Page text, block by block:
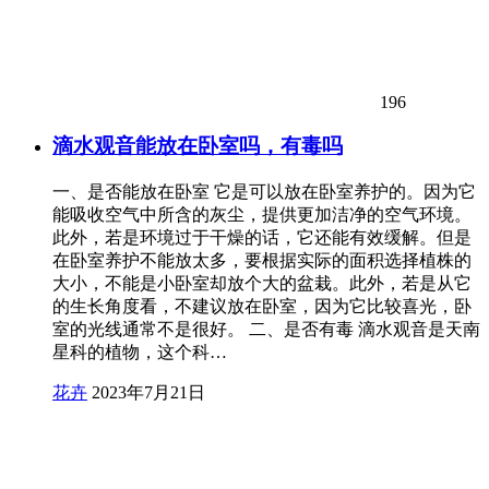
196
滴水观音能放在卧室吗，有毒吗
一、是否能放在卧室 它是可以放在卧室养护的。因为它
能吸收空气中所含的灰尘，提供更加洁净的空气环境。
此外，若是环境过于干燥的话，它还能有效缓解。但是
在卧室养护不能放太多，要根据实际的面积选择植株的
大小，不能是小卧室却放个大的盆栽。此外，若是从它
的生长角度看，不建议放在卧室，因为它比较喜光，卧
室的光线通常不是很好。 二、是否有毒 滴水观音是天南
星科的植物，这个科…
花卉 2023年7月21日